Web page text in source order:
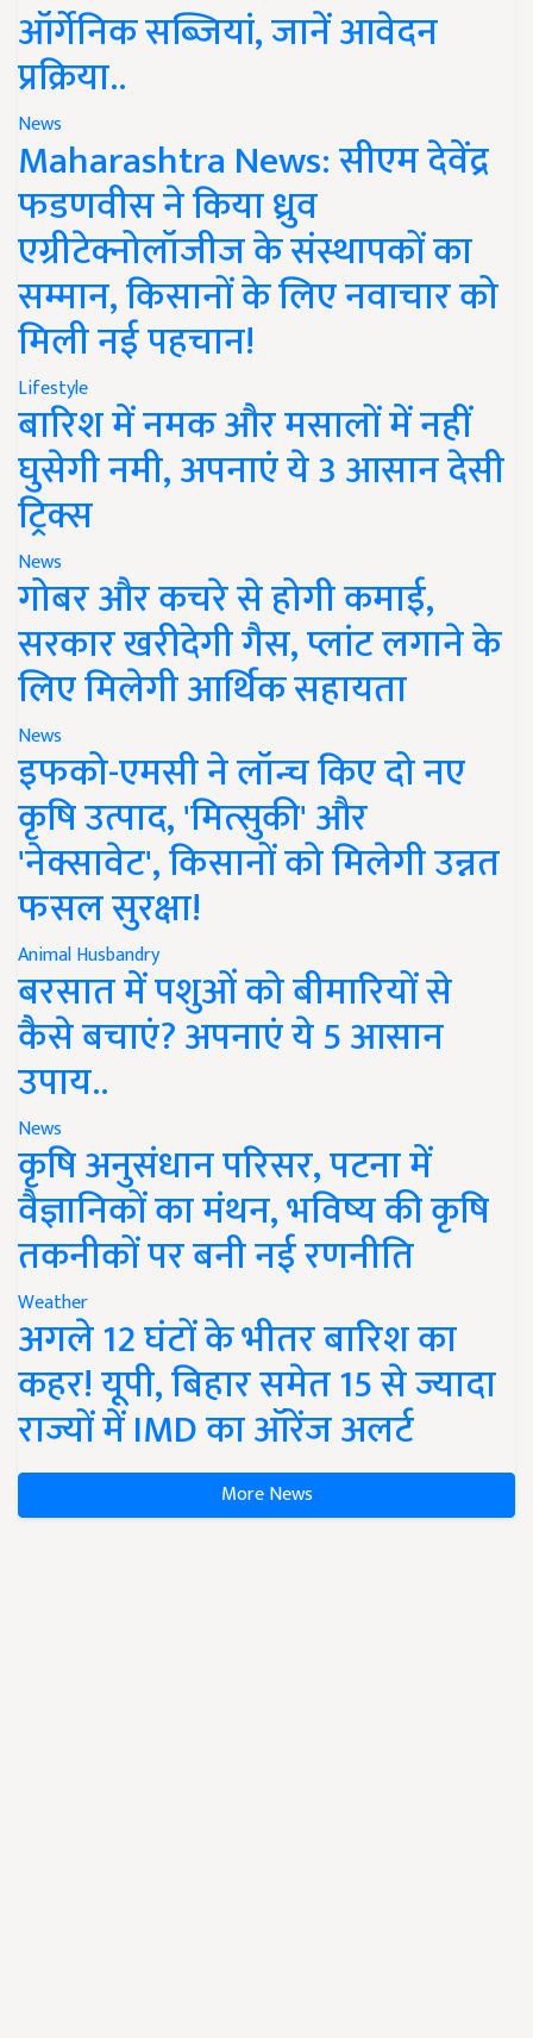
ऑर्गेनिक सब्जियां, जानें आवेदन
प्रक्रिया..
News
Maharashtra News: सीएम देवेंद्र
फडणवीस ने किया ध्रुव
एग्रीटेक्नोलॉजीज के संस्थापकों का
सम्मान, किसानों के लिए नवाचार को
मिली नई पहचान!
Lifestyle
बारिश में नमक और मसालों में नहीं
घुसेगी नमी, अपनाएं ये 3 आसान देसी
ट्रिक्स
News
गोबर और कचरे से होगी कमाई,
सरकार खरीदेगी गैस, प्लांट लगाने के
लिए मिलेगी आर्थिक सहायता
News
इफको-एमसी ने लॉन्च किए दो नए
कृषि उत्पाद, 'मित्सुकी' और
'नेक्सावेट', किसानों को मिलेगी उन्नत
फसल सुरक्षा!
Animal Husbandry
बरसात में पशुओं को बीमारियों से
कैसे बचाएं? अपनाएं ये 5 आसान
उपाय..
News
कृषि अनुसंधान परिसर, पटना में
वैज्ञानिकों का मंथन, भविष्य की कृषि
तकनीकों पर बनी नई रणनीति
Weather
अगले 12 घंटों के भीतर बारिश का
कहर! यूपी, बिहार समेत 15 से ज्यादा
राज्यों में IMD का ऑरेंज अलर्ट
More News